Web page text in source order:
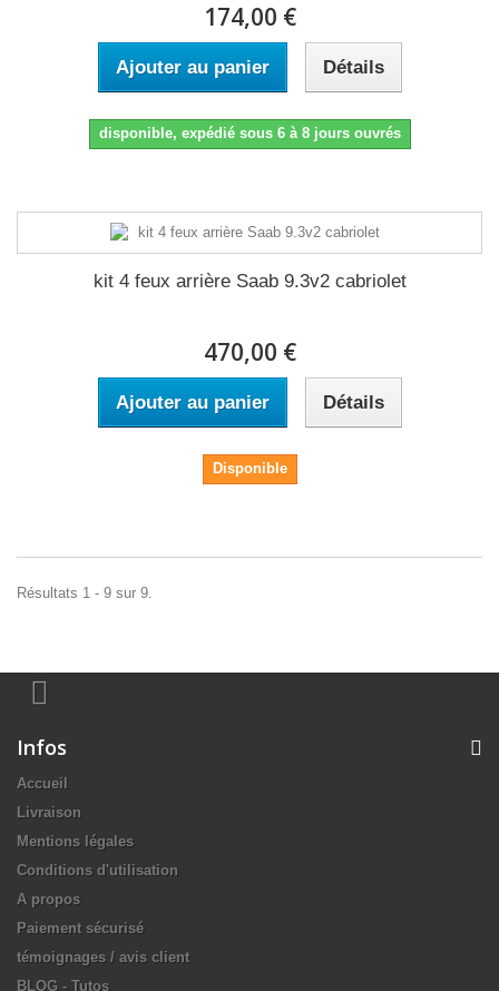
174,00 €
Ajouter au panier Détails
disponible, expédié sous 6 à 8 jours ouvrés
kit 4 feux arrière Saab 9.3v2 cabriolet
470,00 €
Ajouter au panier Détails
Disponible
Résultats 1 - 9 sur 9.
Infos
Accueil
Livraison
Mentions légales
Conditions d'utilisation
A propos
Paiement sécurisé
témoignages / avis client
BLOG - Tutos